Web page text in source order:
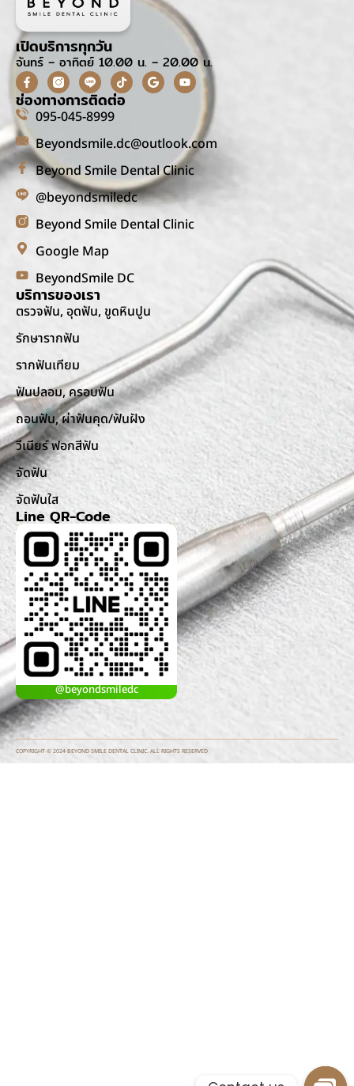
เปิดบริการทุกวัน
จันทร์ – อาทิตย์ 10.00 น. – 20.00 น.
ช่องทางการติดต่อ
095-045-8999
Beyondsmile.dc@outlook.com
Beyond Smile Dental Clinic
@beyondsmiledc
Beyond Smile Dental Clinic
Google Map
BeyondSmile DC
บริการของเรา
ตรวจฟัน, อุดฟัน, ขูดหินปูน
รักษารากฟัน
รากฟันเทียม
ฟันปลอม, ครอบฟัน
ถอนฟัน, ผ่าฟันคุด/ฟันฝัง
วีเนียร์ ฟอกสีฟัน
จัดฟัน
จัดฟันใส
Line QR-Code
@beyondsmiledc
COPYRIGHT © 2024 BEYOND SMILE DENTAL CLINIC. ALL RIGHTS RESERVED